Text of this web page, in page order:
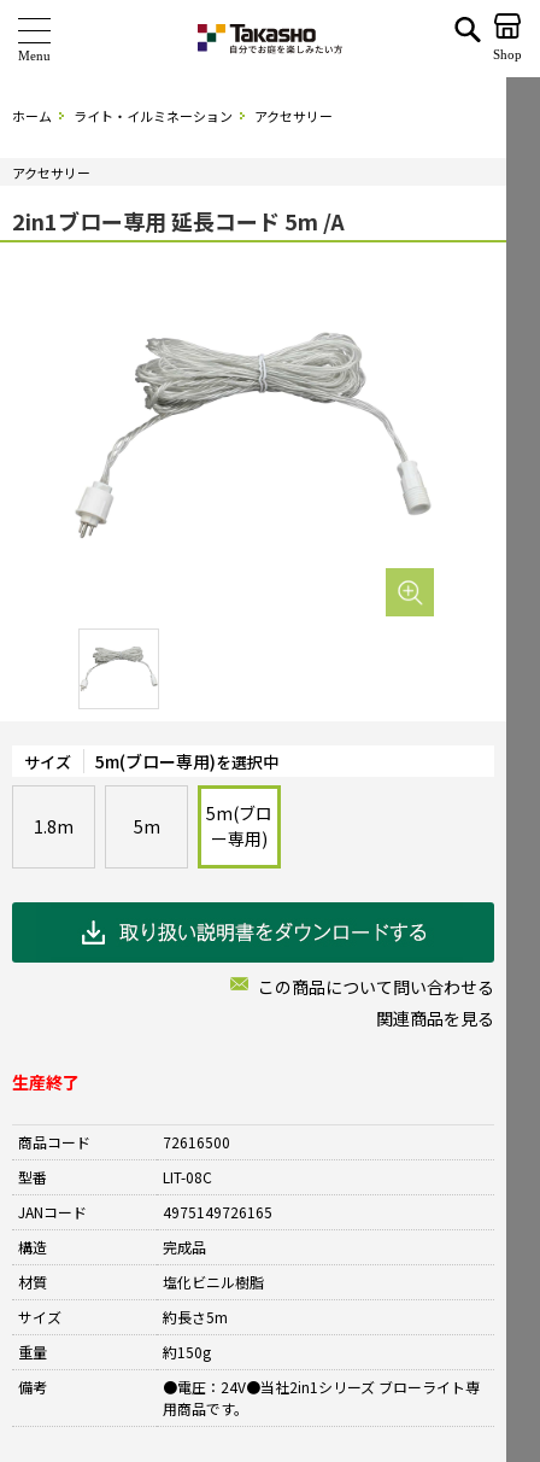
海外ブランド・シリーズ
関連サイト
サポート
メールでお問合せ
Shop
ホーム ライト・イルミネーション アクセサリー
アクセサリー
2in1ブロー専用 延長コード 5m /A
サイズ 5m(ブロー専用)を選択中
1.8m 5m
5m(ブロ
ー専用)
この商品について問い合わせる
関連商品を見る
生産終了
商品コード
72616500
型番
LIT-08C
JANコード
4975149726165
構造
完成品
材質
塩化ビニル樹脂
サイズ
約長さ5m
重量
約150g
備考
●電圧：24V●当社2in1シリーズ ブローライト専
用商品です。